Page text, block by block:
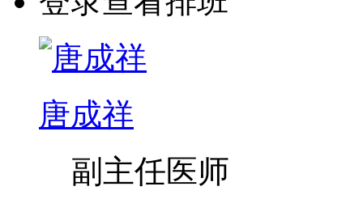
唐成祥
副主任医师
消化内科